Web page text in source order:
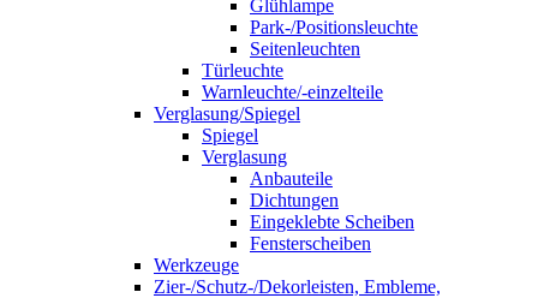
Glühlampe
Park-/Positionsleuchte
Seitenleuchten
Türleuchte
Warnleuchte/-einzelteile
Verglasung/Spiegel
Spiegel
Verglasung
Anbauteile
Dichtungen
Eingeklebte Scheiben
Fensterscheiben
Werkzeuge
Zier-/Schutz-/Dekorleisten, Embleme,